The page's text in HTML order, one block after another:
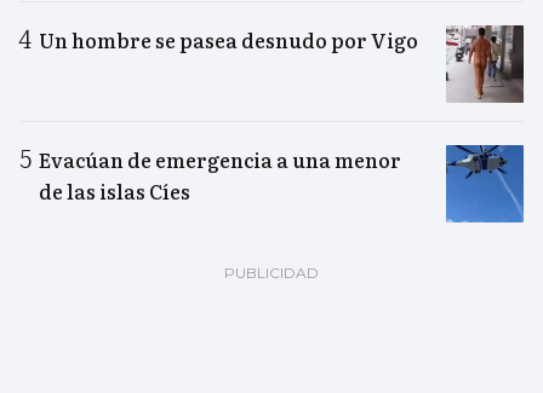
Un hombre se pasea desnudo por Vigo
Evacúan de emergencia a una menor
de las islas Cíes